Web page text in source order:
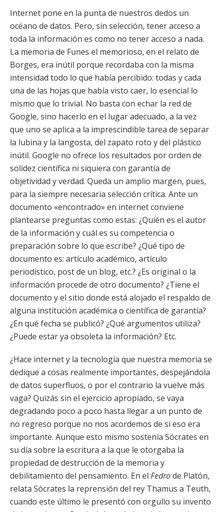
Internet pone en la punta de nuestros dedos un
océano de datos. Pero, sin selección, tener acceso a
toda la información es como no tener acceso a nada.
La memoria de Funes el memorioso, en el relato de
Borges, era inútil porque recordaba con la misma
intensidad todo lo que había percibido: todas y cada
una de las hojas que había visto caer, lo esencial lo
mismo que lo trivial. No basta con echar la red de
Google, sino hacerlo en el lugar adecuado, a la vez
que uno se aplica a la imprescindible tarea de separar
la lubina y la langosta, del zapato roto y del plástico
inútil. Google no ofrece los resultados por orden de
solidez científica ni siquiera con garantía de
objetividad y verdad. Queda un amplio margen, pues,
para la siempre necesaria selección crítica. Ante un
documento «encontrado» en internet conviene
plantearse preguntas como estas: ¿Quién es el autor
de la información y cuál es su competencia o
preparación sobre lo que escribe? ¿Qué tipo de
documento es: artículo académico, artículo
periodístico, post de un blog, etc.? ¿Es original o la
información procede de otro documento? ¿Tiene el
documento y el sitio donde está alojado el respaldo de
alguna institución académica o científica de garantía?
¿En qué fecha se publicó? ¿Qué argumentos utiliza?
¿Puede estar ya obsoleta la información? Etc.
¿Hace internet y la tecnología que nuestra memoria se
dedique a cosas realmente importantes, despejándola
de datos superfluos, o por el contrario la vuelve más
vaga? Quizás sin el ejercicio apropiado, se vaya
degradando poco a poco hasta llegar a un punto de
no regreso porque no nos acordemos de si eso era
importante. Aunque esto mismo sostenía Sócrates en
su día sobre la escritura a la que le otorgaba la
propiedad de destrucción de la memoria y
debilitamiento del pensamiento. En el Fedrode Platón,
relata Sócrates la reprensión del rey Thamus a Teuth,
cuando este último le presentó con orgullo su invento